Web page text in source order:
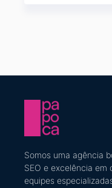
Somos uma agência
SEO e excelência
equipes